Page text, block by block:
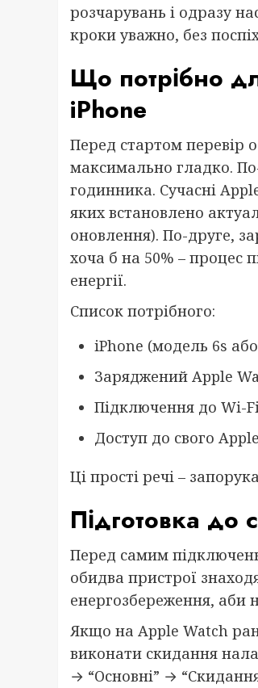
розчарувань і одразу
кроки уважно, без
Що потрібно
iPhone
Перед стартом перевір
максимально гладко.
годинника. Сучасні
яких встановлено
оновлення). По-друге,
хоча б на 50% – процес
енергії.
Список потрібного:
iPhone (модель 6s
Заряджений Apple
Підключення до Wi-
Доступ до свого
Ці прості речі –
Підготовка до
Перед самим
обидва пристрої
енергозбереження, аби
Якщо на Apple Watch
виконати скидання
→ “Основні” →